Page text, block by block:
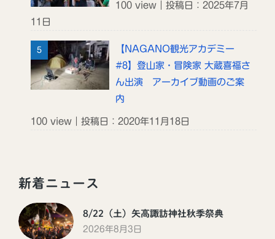
100 view｜投稿日：2025年7月
11日
【NAGANO観光アカデミー
#8】登山家・冒険家 大蔵喜福さ
ん出演 アーカイブ動画のご案
内
100 view｜投稿日：2020年11月18日
新着ニュース
8/22（土）矢高諏訪神社秋季祭典
2026年8月3日